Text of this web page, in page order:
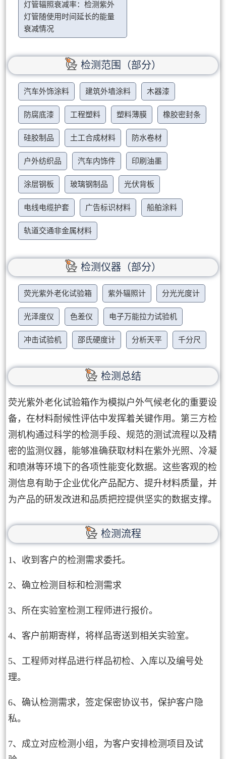
灯管辐照衰减率：检测紫外
灯管随使用时间延长的能量
衰减情况
检测范围（部分）
汽车外饰涂料 建筑外墙涂料 木器漆
防腐底漆 工程塑料 塑料薄膜 橡胶密封条
硅胶制品 土工合成材料 防水卷材
户外纺织品 汽车内饰件 印刷油墨
涂层钢板 玻璃钢制品 光伏背板
电线电缆护套 广告标识材料 船舶涂料
轨道交通非金属材料
检测仪器（部分）
荧光紫外老化试验箱 紫外辐照计 分光光度计
光泽度仪 色差仪 电子万能拉力试验机
冲击试验机 邵氏硬度计 分析天平 千分尺
检测总结
荧光紫外老化试验箱作为模拟户外气候老化的重要设
备，在材料耐候性评估中发挥着关键作用。第三方检
测机构通过科学的检测手段、规范的测试流程以及精
密的监测仪器，能够准确获取材料在紫外光照、冷凝
和喷淋等环境下的各项性能变化数据。这些客观的检
测信息有助于企业优化产品配方、提升材料质量，并
为产品的研发改进和品质把控提供坚实的数据支撑。
检测流程
1、收到客户的检测需求委托。
2、确立检测目标和检测需求
3、所在实验室检测工程师进行报价。
4、客户前期寄样，将样品寄送到相关实验室。
5、工程师对样品进行样品初检、入库以及编号处
理。
6、确认检测需求，签定保密协议书，保护客户隐
私。
7、成立对应检测小组，为客户安排检测项目及试